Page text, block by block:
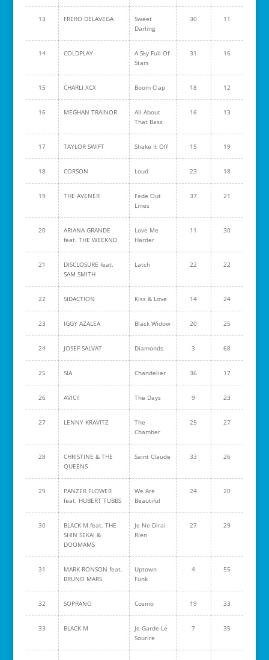
13 FRERO DELAVEGA
Sweet
Darling
30 11
14 COLDPLAY
A Sky Full Of
Stars
31 16
15 CHARLI XCX Boom Clap 18 12
16 MEGHAN TRAINOR
All About
That Bass
16 13
17 TAYLOR SWIFT Shake It Off 15 19
18 CORSON Loud 23 18
19 THE AVENER
Fade Out
Lines
37 21
20
ARIANA GRANDE
feat. THE WEEKND
Love Me
Harder
11 30
21
DISCLOSURE feat.
SAM SMITH
Latch 22 22
22 SIDACTION Kiss & Love 14 24
23 IGGY AZALEA Black Widow 20 25
24 JOSEF SALVAT Diamonds 3 68
25 SIA Chandelier 36 17
26 AVICII The Days 9 23
27 LENNY KRAVITZ
The
Chamber
25 27
28
CHRISTINE & THE
QUEENS
Saint Claude 33 26
29
PANZER FLOWER
feat. HUBERT TUBBS
We Are
Beautiful
24 20
30
BLACK M feat. THE
SHIN SEKAI &
DOOMAMS
Je Ne Dirai
Rien
27 29
31
MARK RONSON feat.
BRUNO MARS
Uptown
Funk
4 55
32 SOPRANO Cosmo 19 33
33 BLACK M
Je Garde Le
Sourire
7 35